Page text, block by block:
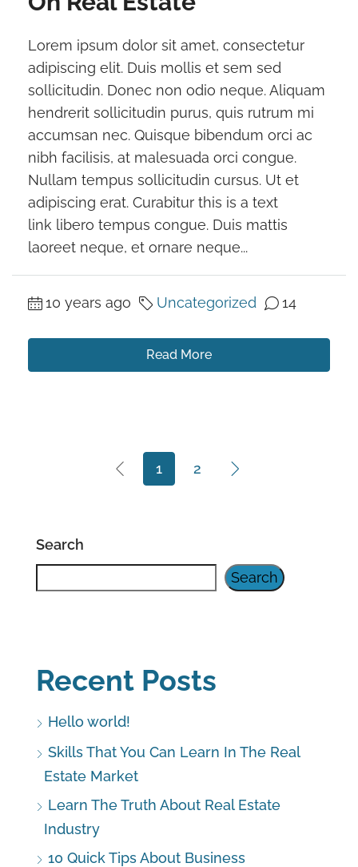
Lorem ipsum dolor sit amet, consectetur
adipiscing elit. Duis mollis et sem sed
sollicitudin. Donec non odio neque. Aliquam
hendrerit sollicitudin purus, quis rutrum mi
accumsan nec. Quisque bibendum orci ac
nibh facilisis, at malesuada orci congue.
Nullam tempus sollicitudin cursus. Ut et
adipiscing erat. Curabitur this is a text
link libero tempus congue. Duis mattis
laoreet neque, et ornare neque...
10 years ago Uncategorized 14
Read More
1 2
Search
Search
Recent Posts
Hello world!
Skills That You Can Learn In The Real
Estate Market
Learn The Truth About Real Estate
Industry
10 Quick Tips About Business